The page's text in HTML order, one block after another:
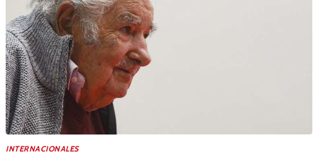
INTERNACIONALES